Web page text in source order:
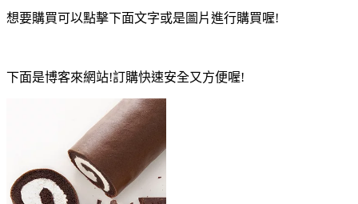
想要購買可以點擊下面文字或是圖片進行購買喔!
下面是博客來網站!訂購快速安全又方便喔!